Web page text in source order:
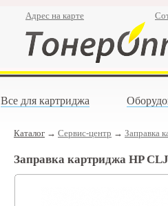
Адрес на карте
Все для картриджа
Каталог → Сервис-центр → Заправка
Заправка картриджа HP